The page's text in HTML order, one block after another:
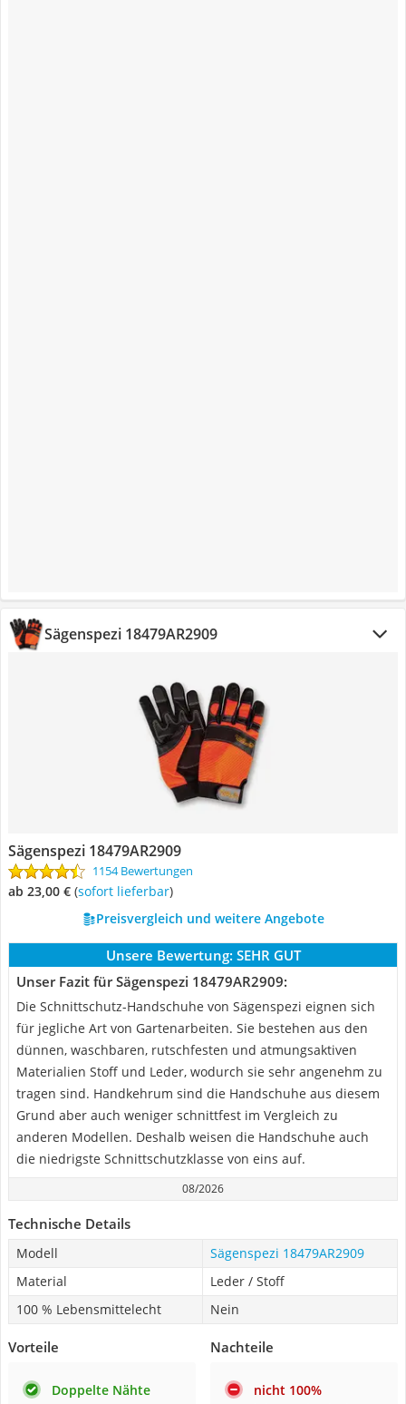
Sägenspezi 18479AR2909‎
Sägenspezi 18479AR2909‎
1154 Bewertungen
ab 23,00 € ( Sofort lieferbar)
Preisvergleich und weitere Angebote
Unsere Bewertung: SEHR GUT
Unser Fazit für Sägenspezi 18479AR2909‎:
Die Schnittschutz-Handschuhe von Sägenspezi eignen sich
für jegliche Art von Gartenarbeiten. Sie bestehen aus den
dünnen, waschbaren, rutschfesten und atmungsaktiven
Materialien Stoff und Leder, wodurch sie sehr angenehm zu
tragen sind. Handkehrum sind die Handschuhe aus diesem
Grund aber auch weniger schnittfest im Vergleich zu
anderen Modellen. Deshalb weisen die Handschuhe auch
die niedrigste Schnittschutzklasse von eins auf.
08/2026
Technische Details
Modell
Sägenspezi 18479AR2909‎
Material
Leder / Stoff
100 % Lebensmittelecht
Nein
Vorteile
Doppelte Nähte
Nachteile
nicht 100%